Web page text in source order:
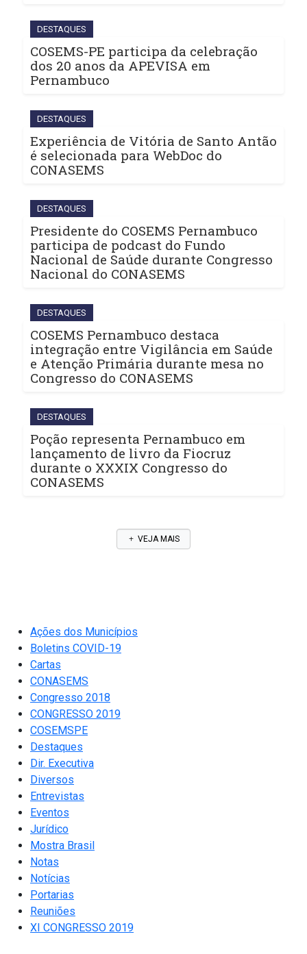
DESTAQUES
COSEMS-PE participa da celebração
dos 20 anos da APEVISA em
Pernambuco
DESTAQUES
Experiência de Vitória de Santo Antão
é selecionada para WebDoc do
CONASEMS
DESTAQUES
Presidente do COSEMS Pernambuco
participa de podcast do Fundo
Nacional de Saúde durante Congresso
Nacional do CONASEMS
DESTAQUES
COSEMS Pernambuco destaca
integração entre Vigilância em Saúde
e Atenção Primária durante mesa no
Congresso do CONASEMS
DESTAQUES
Poção representa Pernambuco em
lançamento de livro da Fiocruz
durante o XXXIX Congresso do
CONASEMS
VEJA MAIS
Ações dos Municípios
Boletins COVID-19
Cartas
CONASEMS
Congresso 2018
CONGRESSO 2019
COSEMSPE
Destaques
Dir. Executiva
Diversos
Entrevistas
Eventos
Jurídico
Mostra Brasil
Notas
Notícias
Portarias
Reuniões
XI CONGRESSO 2019